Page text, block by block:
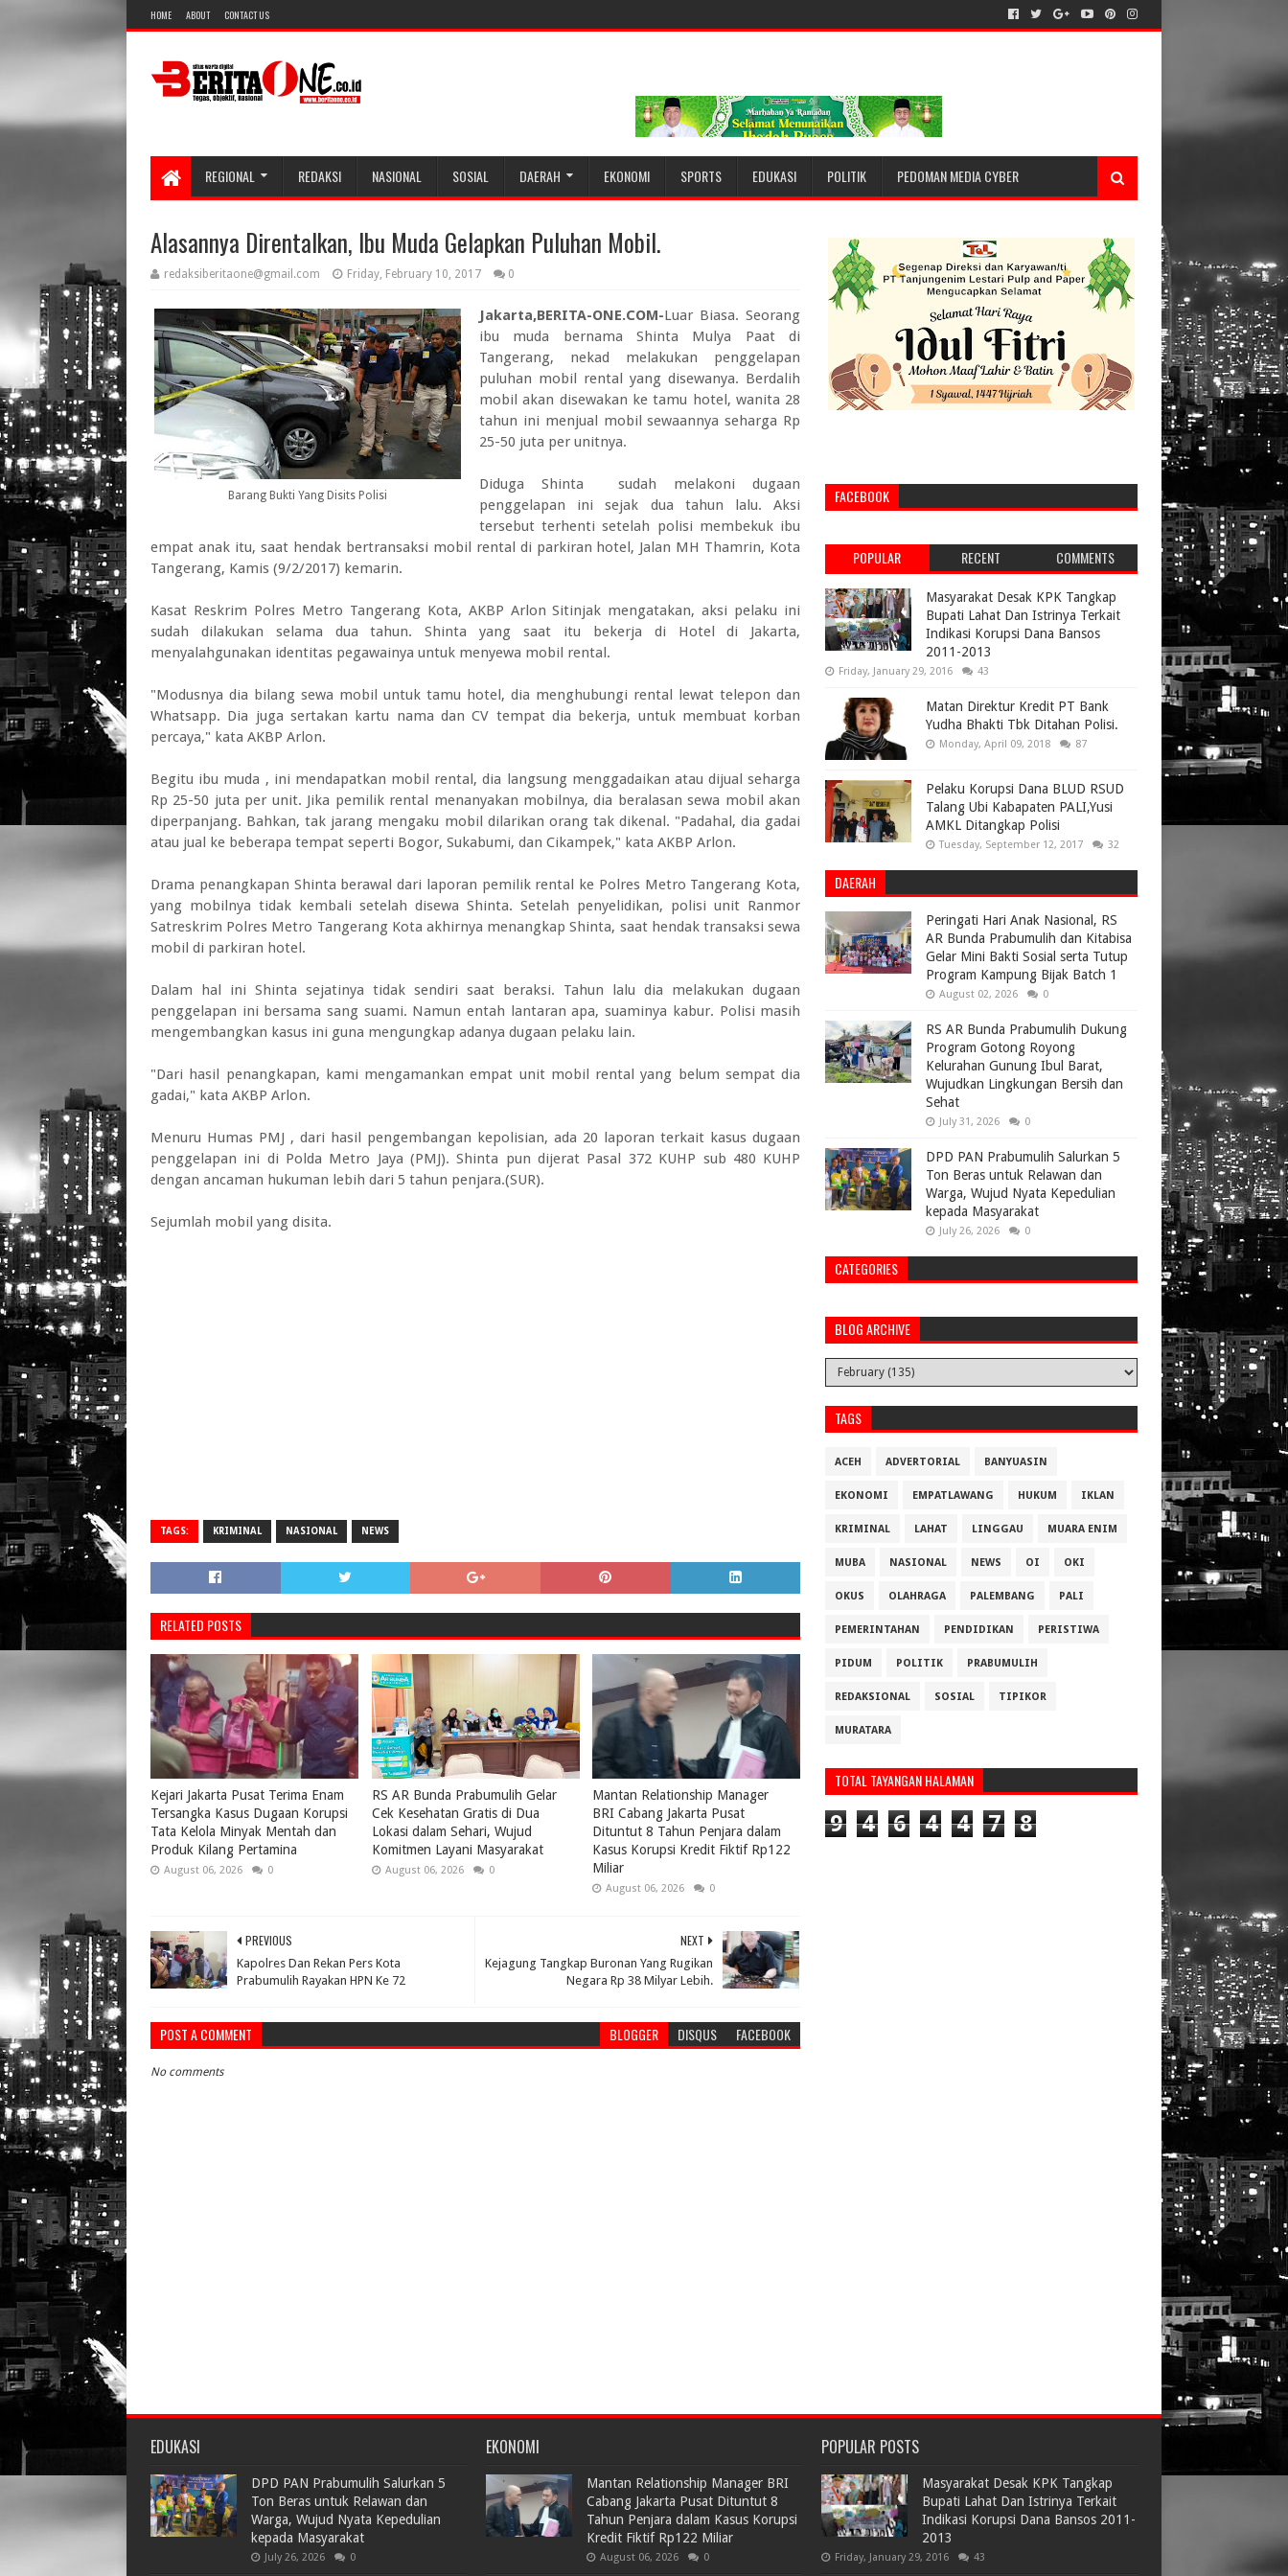
HOME ABOUT CONTACT US
REGIONAL REDAKSI NASIONAL SOSIAL DAERAH EKONOMI SPORTS EDUKASI POLITIK PEDOMAN MEDIA CYBER
Alasannya Direntalkan, Ibu Muda Gelapkan Puluhan Mobil.
redaksiberitaone@gmail.com Friday, February 10, 2017 0
Barang Bukti Yang Disits Polisi
Jakarta,BERITA-ONE.COM-Luar Biasa. Seorang
ibu muda bernama Shinta Mulya Paat di
Tangerang, nekad melakukan penggelapan
puluhan mobil rental yang disewanya. Berdalih
mobil akan disewakan ke tamu hotel, wanita 28
tahun ini menjual mobil sewaannya seharga Rp
25-50 juta per unitnya.
Diduga Shinta sudah melakoni dugaan
penggelapan ini sejak dua tahun lalu. Aksi
tersebut terhenti setelah polisi membekuk ibu
empat anak itu, saat hendak bertransaksi mobil rental di parkiran hotel, Jalan MH Thamrin, Kota
Tangerang, Kamis (9/2/2017) kemarin.
Kasat Reskrim Polres Metro Tangerang Kota, AKBP Arlon Sitinjak mengatakan, aksi pelaku ini
sudah dilakukan selama dua tahun. Shinta yang saat itu bekerja di Hotel di Jakarta,
menyalahgunakan identitas pegawainya untuk menyewa mobil rental.
"Modusnya dia bilang sewa mobil untuk tamu hotel, dia menghubungi rental lewat telepon dan
Whatsapp. Dia juga sertakan kartu nama dan CV tempat dia bekerja, untuk membuat korban
percaya," kata AKBP Arlon.
Begitu ibu muda , ini mendapatkan mobil rental, dia langsung menggadaikan atau dijual seharga
Rp 25-50 juta per unit. Jika pemilik rental menanyakan mobilnya, dia beralasan sewa mobil akan
diperpanjang. Bahkan, tak jarang mengaku mobil dilarikan orang tak dikenal. "Padahal, dia gadai
atau jual ke beberapa tempat seperti Bogor, Sukabumi, dan Cikampek," kata AKBP Arlon.
Drama penangkapan Shinta berawal dari laporan pemilik rental ke Polres Metro Tangerang Kota,
yang mobilnya tidak kembali setelah disewa Shinta. Setelah penyelidikan, polisi unit Ranmor
Satreskrim Polres Metro Tangerang Kota akhirnya menangkap Shinta, saat hendak transaksi sewa
mobil di parkiran hotel.
Dalam hal ini Shinta sejatinya tidak sendiri saat beraksi. Tahun lalu dia melakukan dugaan
penggelapan ini bersama sang suami. Namun entah lantaran apa, suaminya kabur. Polisi masih
mengembangkan kasus ini guna mengungkap adanya dugaan pelaku lain.
"Dari hasil penangkapan, kami mengamankan empat unit mobil rental yang belum sempat dia
gadai," kata AKBP Arlon.
Menuru Humas PMJ , dari hasil pengembangan kepolisian, ada 20 laporan terkait kasus dugaan
penggelapan ini di Polda Metro Jaya (PMJ). Shinta pun dijerat Pasal 372 KUHP sub 480 KUHP
dengan ancaman hukuman lebih dari 5 tahun penjara.(SUR).
Sejumlah mobil yang disita.
TAGS: KRIMINAL NASIONAL NEWS
RELATED POSTS
Kejari Jakarta Pusat Terima Enam
Tersangka Kasus Dugaan Korupsi
Tata Kelola Minyak Mentah dan
Produk Kilang Pertamina
August 06, 2026 0
RS AR Bunda Prabumulih Gelar
Cek Kesehatan Gratis di Dua
Lokasi dalam Sehari, Wujud
Komitmen Layani Masyarakat
August 06, 2026 0
Mantan Relationship Manager
BRI Cabang Jakarta Pusat
Dituntut 8 Tahun Penjara dalam
Kasus Korupsi Kredit Fiktif Rp122
Miliar
August 06, 2026 0
NEXT
Kejagung Tangkap Buronan Yang Rugikan
Negara Rp 38 Milyar Lebih.
PREVIOUS
Kapolres Dan Rekan Pers Kota
Prabumulih Rayakan HPN Ke 72
POST A COMMENT BLOGGER DISQUS FACEBOOK
No comments
FACEBOOK
POPULAR RECENT COMMENTS
Masyarakat Desak KPK Tangkap
Bupati Lahat Dan Istrinya Terkait
Indikasi Korupsi Dana Bansos
2011-2013
Friday, January 29, 2016 43
Matan Direktur Kredit PT Bank
Yudha Bhakti Tbk Ditahan Polisi.
Monday, April 09, 2018 87
Pelaku Korupsi Dana BLUD RSUD
Talang Ubi Kabapaten PALI,Yusi
AMKL Ditangkap Polisi
Tuesday, September 12, 2017 32
DAERAH
Peringati Hari Anak Nasional, RS
AR Bunda Prabumulih dan Kitabisa
Gelar Mini Bakti Sosial serta Tutup
Program Kampung Bijak Batch 1
August 02, 2026 0
RS AR Bunda Prabumulih Dukung
Program Gotong Royong
Kelurahan Gunung Ibul Barat,
Wujudkan Lingkungan Bersih dan
Sehat
July 31, 2026 0
DPD PAN Prabumulih Salurkan 5
Ton Beras untuk Relawan dan
Warga, Wujud Nyata Kepedulian
kepada Masyarakat
July 26, 2026 0
CATEGORIES
BLOG ARCHIVE
TAGS
ACEH ADVERTORIAL BANYUASIN
EKONOMI EMPATLAWANG HUKUM IKLAN
KRIMINAL LAHAT LINGGAU MUARA ENIM
MUBA NASIONAL NEWS OI OKI
OKUS OLAHRAGA PALEMBANG PALI
PEMERINTAHAN PENDIDIKAN PERISTIWA
PIDUM POLITIK PRABUMULIH
REDAKSIONAL SOSIAL TIPIKOR
MURATARA
TOTAL TAYANGAN HALAMAN
9 4 6 4 4 7 8
EDUKASI
DPD PAN Prabumulih Salurkan 5
Ton Beras untuk Relawan dan
Warga, Wujud Nyata Kepedulian
kepada Masyarakat
July 26, 2026 0
EKONOMI
Mantan Relationship Manager BRI
Cabang Jakarta Pusat Dituntut 8
Tahun Penjara dalam Kasus Korupsi
Kredit Fiktif Rp122 Miliar
August 06, 2026 0
POPULAR POSTS
Masyarakat Desak KPK Tangkap
Bupati Lahat Dan Istrinya Terkait
Indikasi Korupsi Dana Bansos 2011-
2013
Friday, January 29, 2016 43